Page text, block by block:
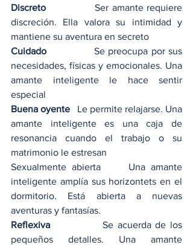
Discreto
Ser amante requiere
discreción. Ella valora su intimidad y
mantiene su aventura en secreto
Cuidado
Se preocupa por sus
necesidades, físicas y emocionales. Una
amante inteligente le hace sentir
especial
Buena oyente
Le permite relajarse. Una
amante inteligente es una caja de
resonancia cuando el trabajo o su
matrimonio le estresan
Sexualmente abierta     Una amante
inteligente amplía sus horizontets en el
dormitorio. Está abierta a nuevas
aventuras y fantasías.
Reflexiva
Se acuerda de los
pequeños detalles. Una amante